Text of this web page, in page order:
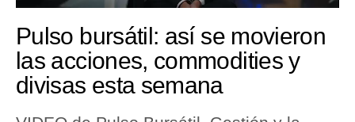
Tu Dinero
Finanzas Personales
Inmobiliarias
Pulso bursátil: así se movieron
las acciones, commodities y
divisas esta semana